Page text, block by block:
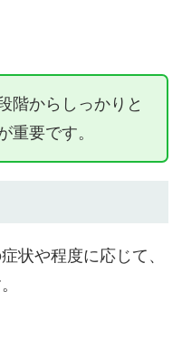
階からしっかりと
重要です。
状や程度に応じて、